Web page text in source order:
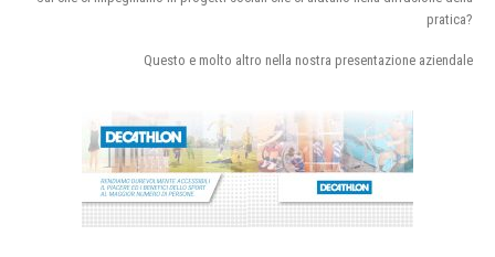
pratica?
Questo e molto altro nella nostra presentazione aziendale